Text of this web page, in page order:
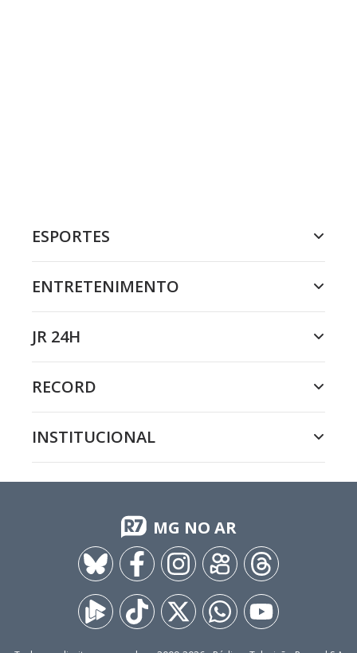
ESPORTES
ENTRETENIMENTO
JR 24H
RECORD
INSTITUCIONAL
MG NO AR